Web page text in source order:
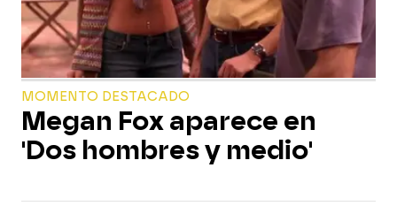
MOMENTO DESTACADO
Megan Fox aparece en
'Dos hombres y medio'